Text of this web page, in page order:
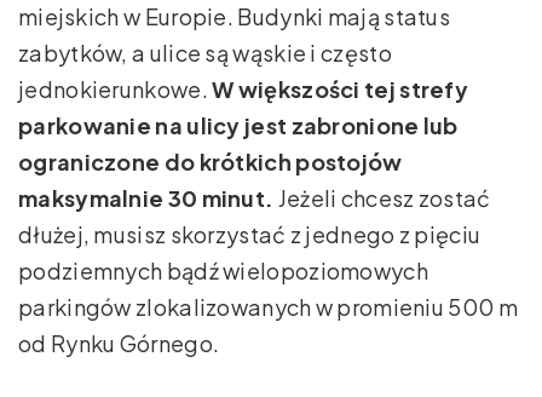
miejskich w Europie. Budynki mają status
zabytków, a ulice są wąskie i często
jednokierunkowe.W większości tej strefy
parkowanie na ulicy jest zabronione lub
ograniczone do krótkich postojów
maksymalnie 30 minut. Jeżeli chcesz zostać
dłużej, musisz skorzystać z jednego z pięciu
podziemnych bądź wielopoziomowych
parkingów zlokalizowanych w promieniu 500 m
od Rynku Górnego.